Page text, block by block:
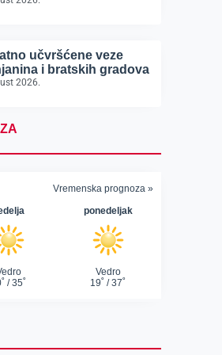
učvršćene veze
i bratskih gradova
2026.